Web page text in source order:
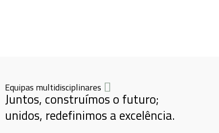
Equipas multidisciplinares
Juntos, construímos o futuro;
unidos, redefinimos a excelência.